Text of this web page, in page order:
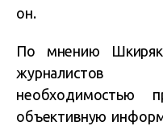
он.
По мнению
журналистов
необходимостью
объективную